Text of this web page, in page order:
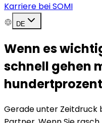
Karriere bei SOMI
DE
Wenn es
schnell gehen
Gerade unter Zeitdruck